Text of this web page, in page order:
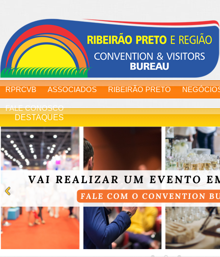
RPRCVB ASSOCIADOS RIBEIRÃO PRETO
FALE CONOSCO
DESTAQUES